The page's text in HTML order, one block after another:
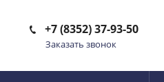
+7 (8352) 37-93-50
Заказать звонок